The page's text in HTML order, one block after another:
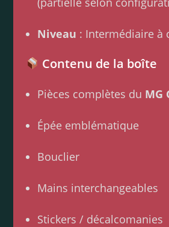
Niveau : Intermédiaire à
Contenu de la boîte
Pièces complètes du MG
Épée emblématique
Bouclier
Mains interchangeables
Stickers / décalcomanies